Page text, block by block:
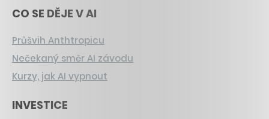
CO SE DĚJE V AI
Průšvih Anthtropicu
Nečekaný směr AI závodu
Kurzy, jak AI vypnout
INVESTICE